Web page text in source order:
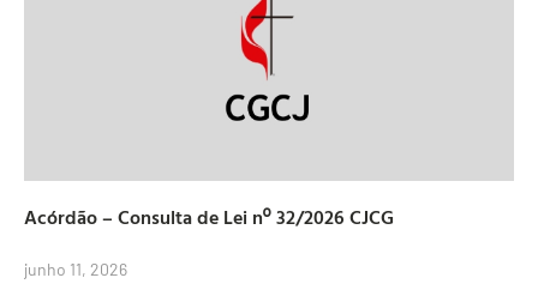
Acórdão – Consulta de Lei nº 32/2026 CJCG
junho 11, 2026